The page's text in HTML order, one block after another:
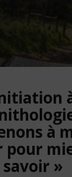
à
pour
savoir »